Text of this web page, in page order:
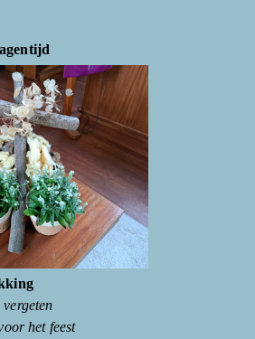
het feest